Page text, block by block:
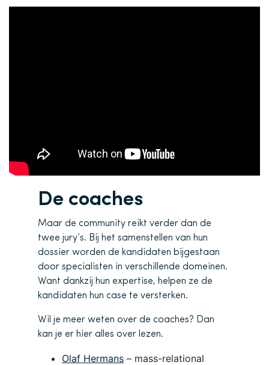
De coaches
Maar de community reikt verder dan de
twee jury’s. Bij het samenstellen van hun
dossier worden de kandidaten bijgestaan
door specialisten in verschillende domeinen.
Want dankzij hun expertise, helpen ze de
kandidaten hun case te versterken.
Wil je meer weten over de coaches? Dan
kan je er hier alles over lezen.
Olaf Hermans – mass-relational